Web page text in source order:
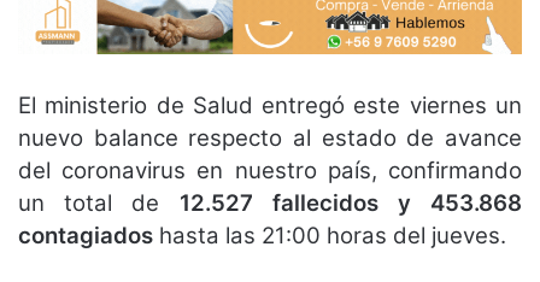
El ministerio de Salud entregó este viernes un
nuevo balance respecto al estado de avance
del coronavirus en nuestro país, confirmando
un total de 12.527 fallecidos y 453.868
contagiados hasta las 21:00 horas del jueves.